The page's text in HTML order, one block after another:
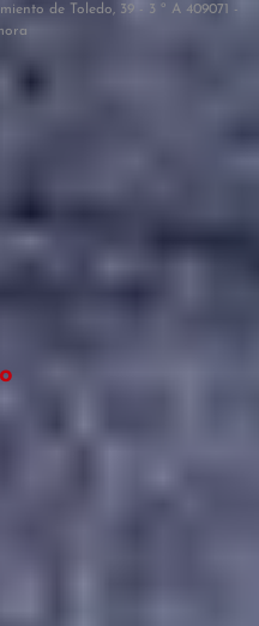
de Toledo, 39 - 3 º A 409071 -